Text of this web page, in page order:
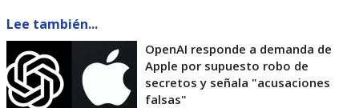
Lee también...
OpenAI responde a demanda de
Apple por supuesto robo de
secretos y señala "acusaciones
falsas"